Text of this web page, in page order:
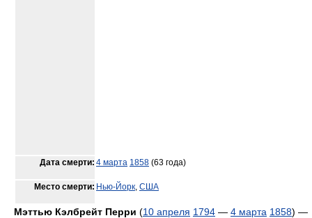
Дата смерти: 4 марта 1858 (63 года)
Место смерти: Нью-Йорк, США
Мэттью Кэлбрейт Перри (10 апреля 1794 — 4 марта 1858) —